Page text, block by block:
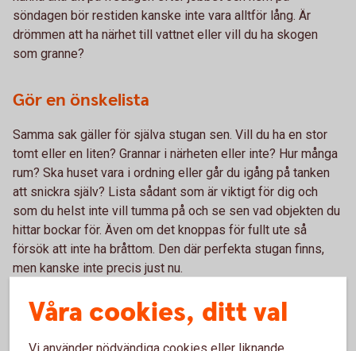
söndagen bör restiden kanske inte vara alltför lång. Är
drömmen att ha närhet till vattnet eller vill du ha skogen
som granne?
Gör en önskelista
Samma sak gäller för själva stugan sen. Vill du ha en stor
tomt eller en liten? Grannar i närheten eller inte? Hur många
rum? Ska huset vara i ordning eller går du igång på tanken
att snickra själv? Lista sådant som är viktigt för dig och
som du helst inte vill tumma på och se sen vad objekten du
hittar bockar för. Även om det knoppas för fullt ute så
försök att inte ha bråttom. Den där perfekta stugan finns,
men kanske inte precis just nu.
Säkra budgeten
Våra cookies, ditt val
Vi använder nödvändiga cookies eller liknande